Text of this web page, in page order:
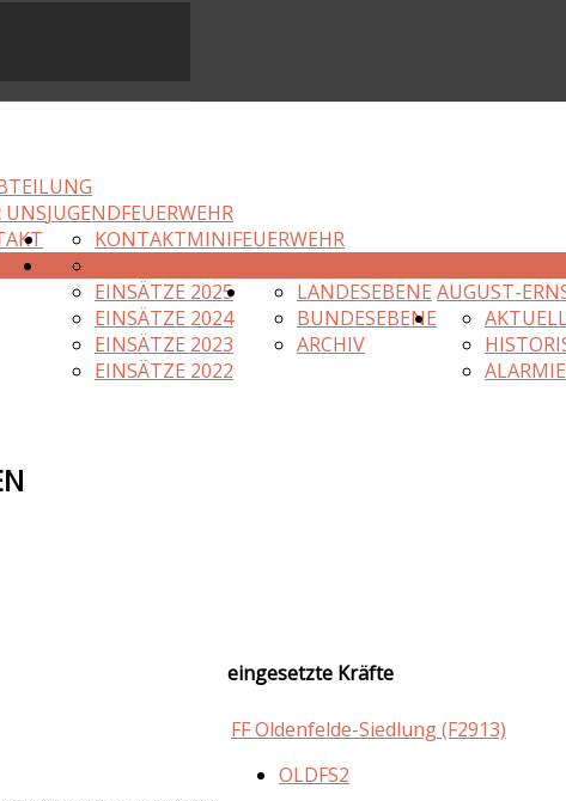
JUGENDFEUERWEHR
UNS
MINIFEUERWEHR
KONTAKT
EINSÄTZE 2025
EINSÄTZE 2024
EINSÄTZE 2023
EINSÄTZE 2022
AUGUST-
LANDESEBENE
BUNDESEBENE
ARCHIV
eingesetzte Kräfte
FF Oldenfelde-Siedlung (F2913)
OLDFS2